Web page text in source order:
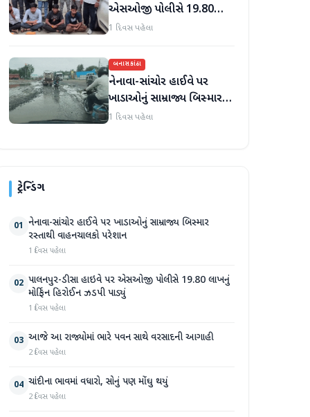
એસઓજી પોલીસે 19.80
લાખનું મોર્ફિન હિરોઈન ઝડપી
1 દિવસ પહેલા
બનાસકાંઠા
નેનાવા-સાંચોર હાઈવે પર
ખાડાઓનું સામ્રાજ્ય બિસ્માર
રસ્તાથી વાહનચાલકો પરેશાન
1 દિવસ પહેલા
ટ્રેન્ડિંગ
01 નેનાવા-સાંચોર હાઈવે પર ખાડાઓનું સામ્રાજ્ય બિસ્માર
રસ્તાથી વાહનચાલકો પરેશાન
1 દિવસ પહેલા
02 પાલનપુર-ડીસા હાઇવે પર એસઓજી પોલીસે 19.80 લાખનું
મોર્ફિન હિરોઈન ઝડપી પાડ્યું
1 દિવસ પહેલા
03 આજે આ રાજ્યોમાં ભારે પવન સાથે વરસાદની આગાહી
2 દિવસ પહેલા
04 ચાંદીના ભાવમાં વધારો, સોનું પણ મોંઘુ થયું
2 દિવસ પહેલા